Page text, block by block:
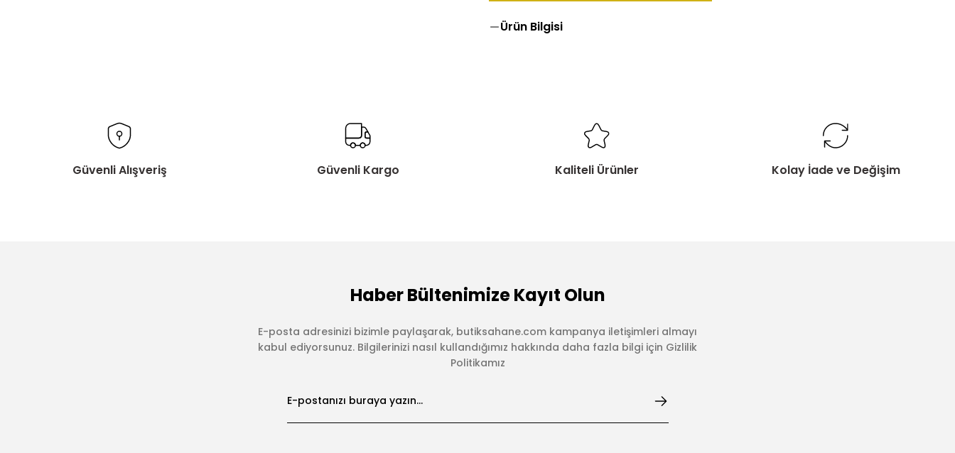
Ürün Bilgisi
Güvenli Alışveriş Güvenli Kargo Kaliteli Ürünler Kolay İade ve Değişim
Haber Bültenimize Kayıt Olun
E-posta adresinizi bizimle paylaşarak, butiksahane.com kampanya iletişimleri almayı
kabul ediyorsunuz. Bilgilerinizi nasıl kullandığımız hakkında daha fazla bilgi için Gizlilik
Politikamız